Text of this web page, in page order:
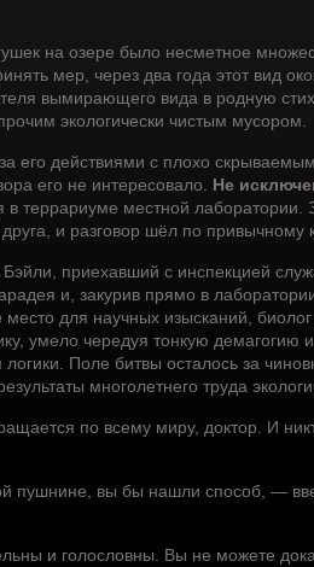
на озере было несметное
мер, через два года этот вид
вымирающего вида в родную
экологически чистым мусором.
его действиями с плохо
его не интересовало. Не
террариуме местной лаборатории.
и разговор шёл по привычному
приехавший с инспекцией
и, закурив прямо в
место для научных изысканий,
умело чередуя тонкую
Поле битвы осталось за
многолетнего труда
по всему миру, доктор. И
пушнине, вы бы нашли способ, —
и голословны. Вы не можете